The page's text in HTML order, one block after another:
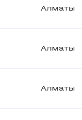
Алматы
Алматы
Алматы